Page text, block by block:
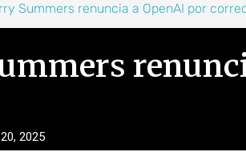
Summers renuncia a OpenAI por
2025